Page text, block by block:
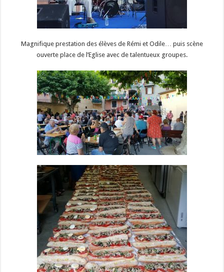
Magnifique prestation des élèves de Rémi et Odile… puis scène
ouverte place de l’Eglise avec de talentueux groupes.